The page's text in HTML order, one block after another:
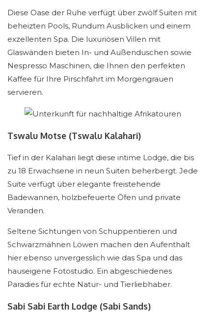
Diese Oase der Ruhe verfügt über zwölf Suiten mit
beheizten Pools, Rundum Ausblicken und einem
exzellenten Spa. Die luxuriösen Villen mit
Glaswänden bieten In- und Außenduschen sowie
Nespresso Maschinen, die Ihnen den perfekten
Kaffee für Ihre Pirschfahrt im Morgengrauen
servieren.
Tswalu Motse (Tswalu Kalahari)
Tief in der Kalahari liegt diese intime Lodge, die bis
zu 18 Erwachsene in neun Suiten beherbergt. Jede
Suite verfügt über elegante freistehende
Badewannen, holzbefeuerte Öfen und private
Veranden.
Seltene Sichtungen von Schuppentieren und
Schwarz­mähnen Löwen machen den Aufenthalt
hier ebenso unvergesslich wie das Spa und das
hauseigene Fotostudio. Ein abgeschiedenes
Paradies für echte Natur- und Tierliebhaber.
Sabi Sabi Earth Lodge (Sabi Sands)